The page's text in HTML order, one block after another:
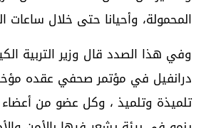
المحمولة، وأحيانا حتى خلال ساعات
وفي هذا الصدد قال وزير التربية
درانفيل في مؤتمر صحفي عقده
تلميذة وتلميذ ، وكل عضو من